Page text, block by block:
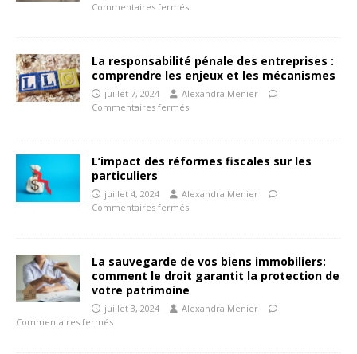
Commentaires fermés
La responsabilité pénale des entreprises :
comprendre les enjeux et les mécanismes
juillet 7, 2024
Alexandra Menier
Commentaires fermés
L’impact des réformes fiscales sur les
particuliers
juillet 4, 2024
Alexandra Menier
Commentaires fermés
La sauvegarde de vos biens immobiliers:
comment le droit garantit la protection de
votre patrimoine
juillet 3, 2024
Alexandra Menier
Commentaires fermés